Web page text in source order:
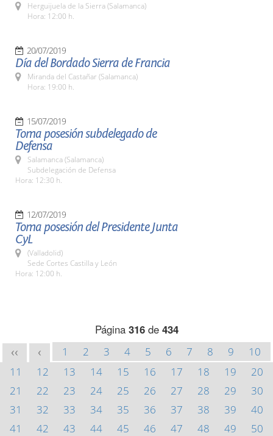
Herguijuela de la Sierra (Salamanca)
Hora: 12:00 h.
20/07/2019
Día del Bordado Sierra de Francia
Miranda del Castañar (Salamanca)
Hora: 19:00 h.
15/07/2019
Toma posesión subdelegado de
Defensa
Salamanca (Salamanca)
Subdelegación de Defensa
Hora: 12:30 h.
12/07/2019
Toma posesión del Presidente Junta
CyL
(Valladolid)
Sede Cortes Castilla y León
Hora: 12:00 h.
Página 316de 434
<< < 1 2 3 4 5 6 7 8 9
10
11
12 13 14 15 16 17 18 19
20
21
22 23 24 25 26 27 28 29
30
31
32 33 34 35 36 37 38 39
40
41
42 43 44 45 46 47 48 49
50